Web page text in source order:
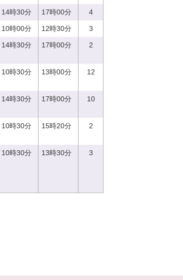
14時30分 17時00分 4
10時00分 12時30分 3
14時30分 17時00分 2
10時30分 13時00分 12
14時30分 17時00分 10
10時30分 15時20分 2
10時30分 13時30分 3